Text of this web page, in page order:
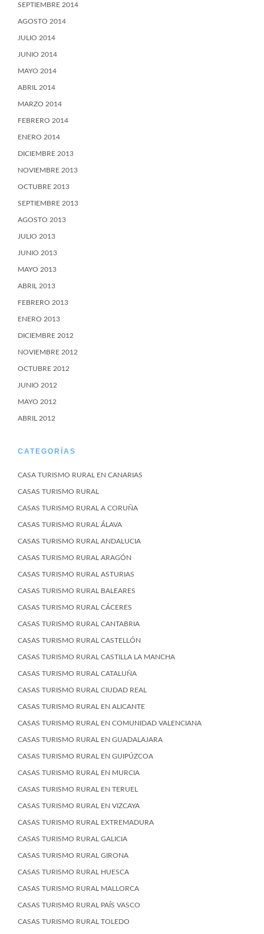
SEPTIEMBRE 2014
AGOSTO 2014
JULIO 2014
JUNIO 2014
MAYO 2014
ABRIL 2014
MARZO 2014
FEBRERO 2014
ENERO 2014
DICIEMBRE 2013
NOVIEMBRE 2013
OCTUBRE 2013
SEPTIEMBRE 2013
AGOSTO 2013
JULIO 2013
JUNIO 2013
MAYO 2013
ABRIL 2013
FEBRERO 2013
ENERO 2013
DICIEMBRE 2012
NOVIEMBRE 2012
OCTUBRE 2012
JUNIO 2012
MAYO 2012
ABRIL 2012
CATEGORÍAS
CASA TURISMO RURAL EN CANARIAS
CASAS TURISMO RURAL
CASAS TURISMO RURAL A CORUÑA
CASAS TURISMO RURAL ÁLAVA
CASAS TURISMO RURAL ANDALUCIA
CASAS TURISMO RURAL ARAGÓN
CASAS TURISMO RURAL ASTURIAS
CASAS TURISMO RURAL BALEARES
CASAS TURISMO RURAL CÁCERES
CASAS TURISMO RURAL CANTABRIA
CASAS TURISMO RURAL CASTELLÓN
CASAS TURISMO RURAL CASTILLA LA MANCHA
CASAS TURISMO RURAL CATALUÑA
CASAS TURISMO RURAL CIUDAD REAL
CASAS TURISMO RURAL EN ALICANTE
CASAS TURISMO RURAL EN COMUNIDAD VALENCIANA
CASAS TURISMO RURAL EN GUADALAJARA
CASAS TURISMO RURAL EN GUIPÚZCOA
CASAS TURISMO RURAL EN MURCIA
CASAS TURISMO RURAL EN TERUEL
CASAS TURISMO RURAL EN VIZCAYA
CASAS TURISMO RURAL EXTREMADURA
CASAS TURISMO RURAL GALICIA
CASAS TURISMO RURAL GIRONA
CASAS TURISMO RURAL HUESCA
CASAS TURISMO RURAL MALLORCA
CASAS TURISMO RURAL PAÍS VASCO
CASAS TURISMO RURAL TOLEDO